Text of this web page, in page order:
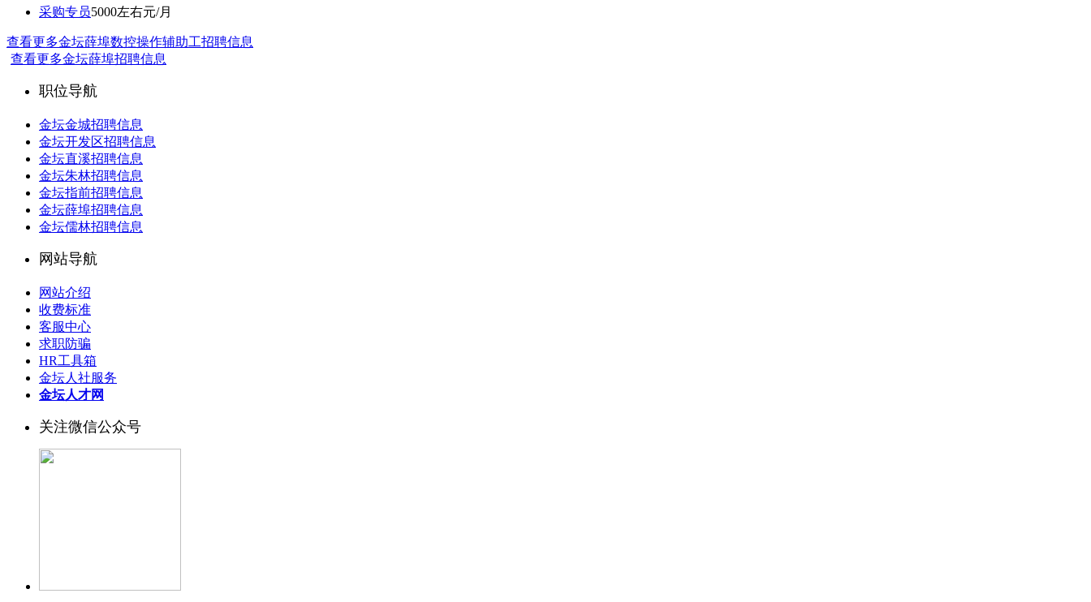
采购专员5000左右元/月
查看更多金坛薛埠数控操作辅助工招聘信息
查看更多金坛薛埠招聘信息
职位导航
金坛金城招聘信息
金坛开发区招聘信息
金坛直溪招聘信息
金坛朱林招聘信息
金坛指前招聘信息
金坛薛埠招聘信息
金坛儒林招聘信息
网站导航
网站介绍
收费标准
客服中心
求职防骗
HR工具箱
金坛人社服务
金坛人才网
关注微信公众号